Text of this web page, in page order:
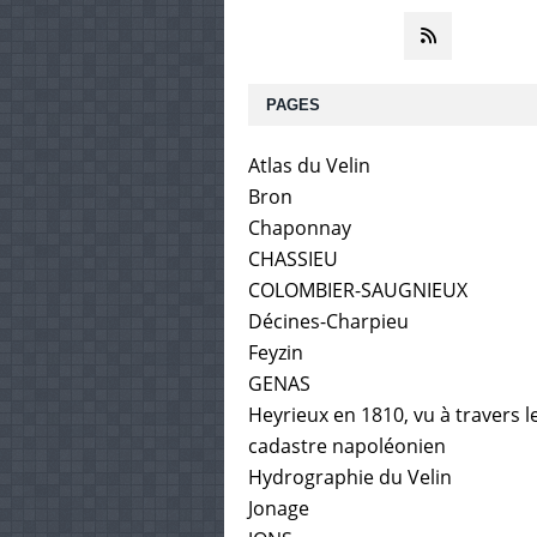
PAGES
Atlas du Velin
Bron
Chaponnay
CHASSIEU
COLOMBIER-SAUGNIEUX
Décines-Charpieu
Feyzin
GENAS
Heyrieux en 1810, vu à travers
cadastre napoléonien
Hydrographie du Velin
Jonage